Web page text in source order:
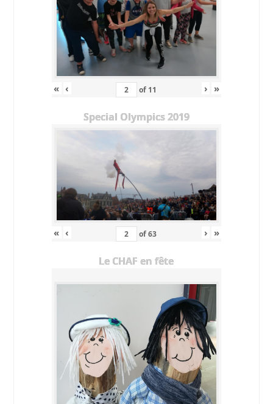
« ‹ of 11 › »
Special Olympics 2019
« ‹ of63 › »
Le CHAF en fête